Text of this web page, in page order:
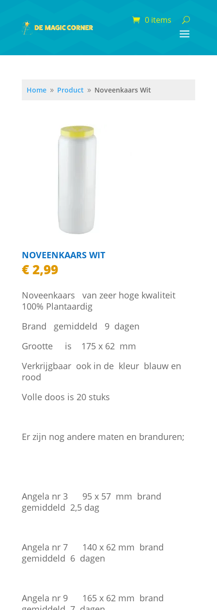
0 items
Home 9 Product 9 Noveenkaars Wit
NOVEENKAARS WIT
€2,99
Noveenkaars van zeer hoge kwaliteit
100% Plantaardig
Brand gemiddeld 9 dagen
Grootte is 175 x 62 mm
Verkrijgbaar ook in de kleur blauw en
rood
Volle doos is 20 stuks
Er zijn nog andere maten en branduren;
Angela nr 3 95 x 57 mm brand
gemiddeld 2,5 dag
Angela nr 7 140 x 62 mm brand
gemiddeld 6 dagen
Angela nr 9 165 x 62 mm brand